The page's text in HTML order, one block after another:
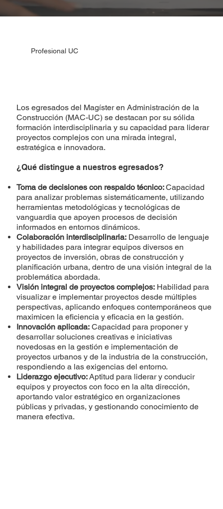
Profesional UC
Los egresados del Magíster en Administración de la
Construcción (MAC-UC) se destacan por su sólida
formación interdisciplinaria y su capacidad para liderar
proyectos complejos con una mirada integral,
estratégica e innovadora.
¿Qué distingue a nuestros egresados?
Toma de decisiones con respaldo técnico:Capacidad
para analizar problemas sistemáticamente, utilizando
herramientas metodológicas y tecnológicas de
vanguardia que apoyen procesos de decisión
informados en entornos dinámicos.
Colaboración interdisciplinaria:Desarrollo de lenguaje
y habilidades para integrar equipos diversos en
proyectos de inversión, obras de construcción y
planificación urbana, dentro de una visión integral de la
problemática abordada.
Visión integral de proyectos complejos:Habilidad para
visualizar e implementar proyectos desde múltiples
perspectivas, aplicando enfoques contemporáneos que
maximicen la eficiencia y eficacia en la gestión.
Innovación aplicada:Capacidad para proponer y
desarrollar soluciones creativas e iniciativas
novedosas en la gestión e implementación de
proyectos urbanos y de la industria de la construcción,
respondiendo a las exigencias del entorno.
Liderazgo ejecutivo:Aptitud para liderar y conducir
equipos y proyectos con foco en la alta dirección,
aportando valor estratégico en organizaciones
públicas y privadas, y gestionando conocimiento de
manera efectiva.